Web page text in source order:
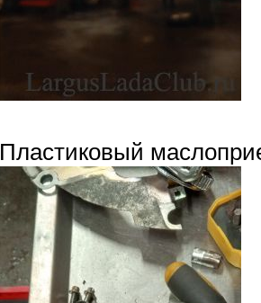
Пластиковый